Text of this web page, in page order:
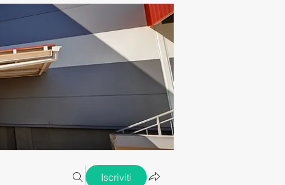
Iscriviti